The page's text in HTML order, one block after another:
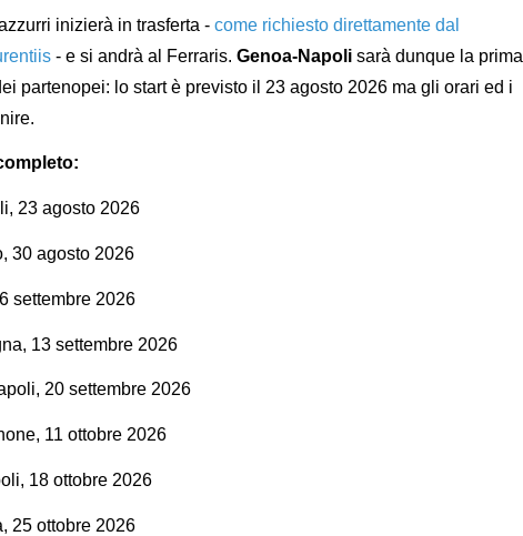
inizierà in trasferta - come richiesto direttamente dal
- e si andrà al Ferraris. Genoa-Napoli sarà dunque la prima
partenopei: lo start è previsto il 23 agosto 2026 ma gli orari ed i
23 agosto 2026
30 agosto 2026
settembre 2026
13 settembre 2026
20 settembre 2026
11 ottobre 2026
18 ottobre 2026
25 ottobre 2026